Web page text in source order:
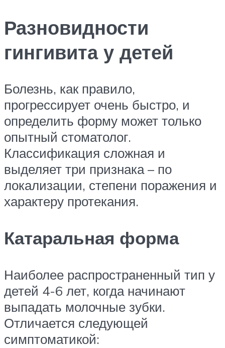
Разновидности
гингивита у детей
Болезнь, как правило,
прогрессирует очень быстро, и
определить форму может только
опытный стоматолог.
Классификация сложная и
выделяет три признака – по
локализации, степени поражения и
характеру протекания.
Катаральная форма
Наиболее распространенный тип у
детей 4-6 лет, когда начинают
выпадать молочные зубки.
Отличается следующей
симптоматикой: